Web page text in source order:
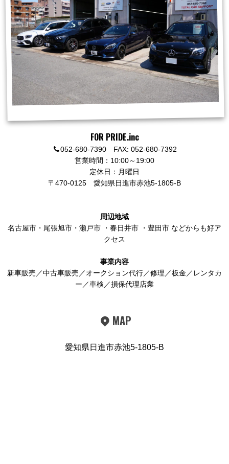
FOR PRIDE.inc
052-680-7390 FAX: 052-680-7392
営業時間：10:00～19:00
定休日：月曜日
〒470-0125 愛知県日進市赤池5-1805-B
周辺地域
名古屋市 ・ 尾張旭市 ・ 瀬戸市 ・ 春日井市 ・ 豊田市 などからも好ア
クセス
事業内容
新車販売／中古車販売／オークション代行／修理／板金／レンタカ
ー／車検／損保代理店業
MAP
愛知県日進市赤池5-1805-B